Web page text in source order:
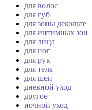
для волос
для губ
для зоны декольте
для интимных зон
для лица
для ног
для рук
для тела
для шеи
дневной уход
другое
ночной уход